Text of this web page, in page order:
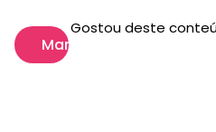
Marketing
Gostou deste